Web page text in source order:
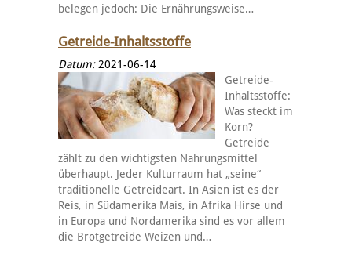
belegen jedoch: Die Ernährungsweise…
Getreide-Inhaltsstoffe
Datum:2021-06-14
Getreide-
Inhaltsstoffe:
Was steckt im
Korn?
Getreide
zählt zu den wichtigsten Nahrungsmittel
überhaupt. Jeder Kulturraum hat „seine“
traditionelle Getreideart. In Asien ist es der
Reis, in Südamerika Mais, in Afrika Hirse und
in Europa und Nordamerika sind es vor allem
die Brotgetreide Weizen und…